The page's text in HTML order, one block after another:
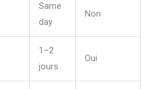
Same
day
Non
1–2
jours
Oui